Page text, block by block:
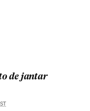
de jantar